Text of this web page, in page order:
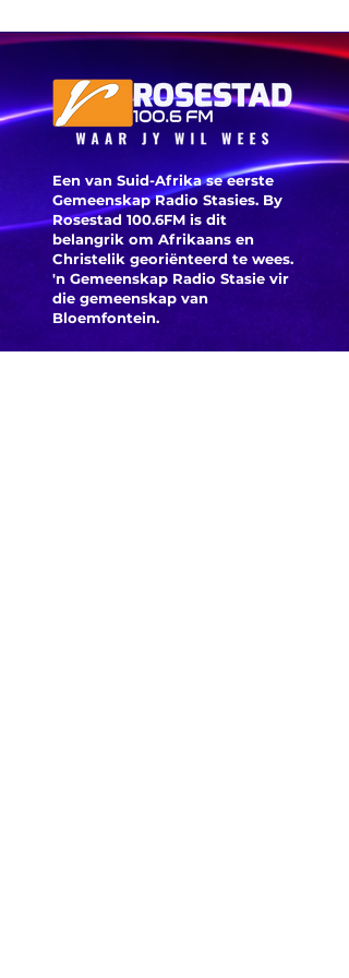
in ‘n minibus
gekry
Een van Suid-Afrika se eerste
Gemeenskap Radio Stasies. By
Rosestad 100.6FM is dit
belangrik om Afrikaans en
Christelik georiënteerd te wees.
'n Gemeenskap Radio Stasie vir
die gemeenskap van
Bloemfontein.